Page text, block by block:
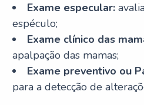
Exame especular:
espéculo;
Exame clínico das
apalpação das mamas;
Exame preventivo ou
para a detecção de